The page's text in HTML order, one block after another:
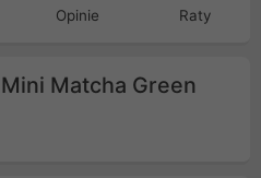
Opinie Raty
Matcha Green